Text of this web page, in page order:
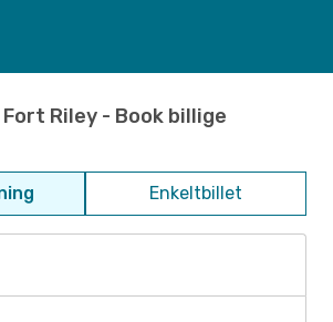
Riley - Book billige
Enkeltbillet